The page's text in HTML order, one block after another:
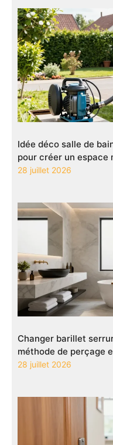
Idée déco salle de
pour créer un espace
28 juillet 2026
Changer barillet
méthode de perçage
28 juillet 2026